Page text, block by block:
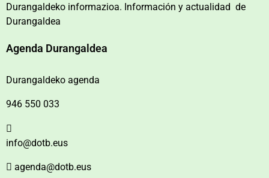
Durangaldeko informazioa. Información y actualidad de
Durangaldea
Agenda Durangaldea
Durangaldeko agenda
946 550 033
info@dotb.eus
agenda@dotb.eus